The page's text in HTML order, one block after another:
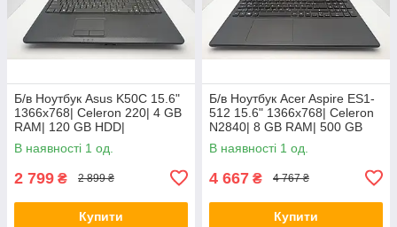
Б/в Ноутбук Asus K50C 15.6"
1366x768| Celeron 220| 4 GB
RAM| 120 GB HDD|
В наявності 1 од.
2 799 ₴ 2 899 ₴
Купити
Б/в Ноутбук Acer Aspire ES1-
512 15.6" 1366x768| Celeron
N2840| 8 GB RAM| 500 GB
HDD| HD
В наявності 1 од.
4 667 ₴ 4 767 ₴
Купити